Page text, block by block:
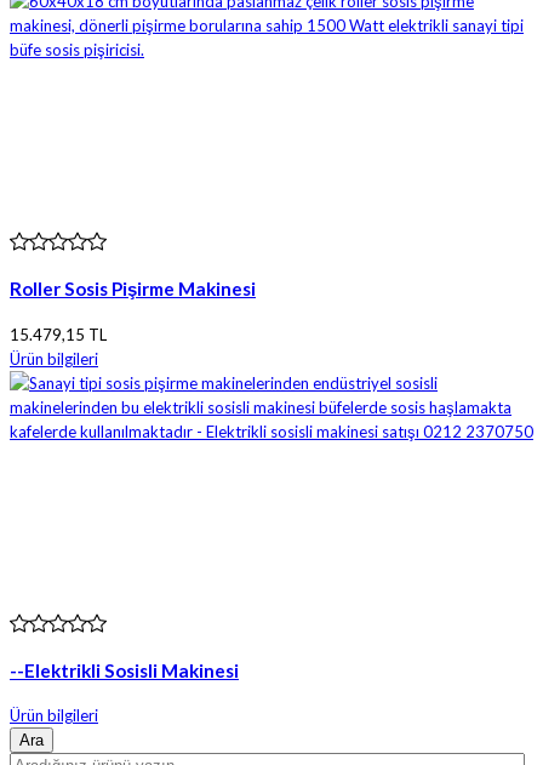
Roller Sosis Pişirme Makinesi
15.479,15 TL
Ürün bilgileri
--Elektrikli Sosisli Makinesi
Ürün bilgileri